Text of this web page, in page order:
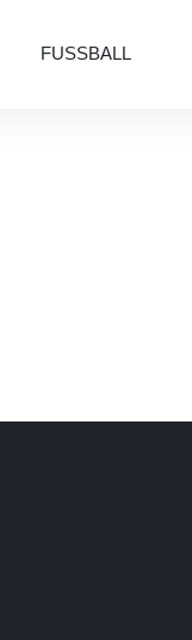
FUSSBALL